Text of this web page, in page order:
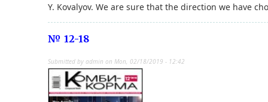
Y. Kovalyov. We are sure that the direction we have
№ 12-18
Submitted by admin on Mon, 02/18/2019 - 12:42